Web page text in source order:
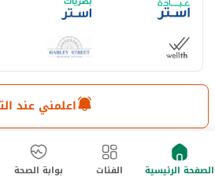
اعلمني عند
لا تفوت آخر العروض والخصومات
حمل تطبيق ماي أستر الآن
الصفحة الرئيسية الفئات بوابة الصحة